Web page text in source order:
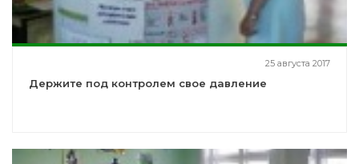
25 августа 2017
Держите под контролем свое давление